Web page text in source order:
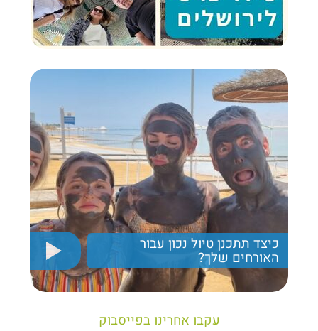
כיצד תתכנן טיול נכון עבור
האורחים שלך?
יריב חן, מציג את הקווים המנחים לבניית טיול נכון עבור
תיירים בישראל
עקבו אחרינו בפייסבוק